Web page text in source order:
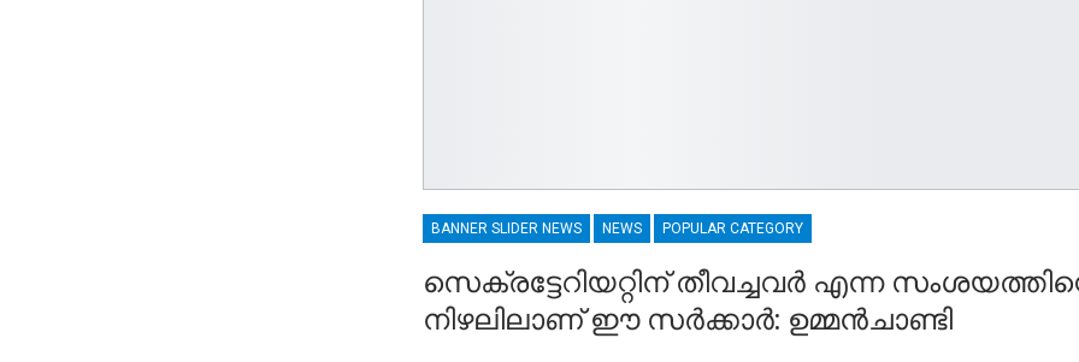
BANNER SLIDER NEWS NEWS POPULAR CATEGORY
സെക്രട്ടേറിയറ്റിന് തീവച്ചവര്‍ എന്ന
നിഴലിലാണ് ഈ സര്‍ക്കാര്‍: ഉമ്മന്‍ചാണ്ടി